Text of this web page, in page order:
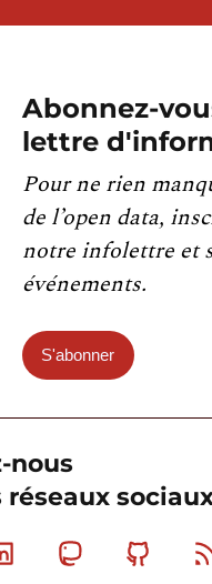
Abonnez-
lettre
Pour ne rien
de l’open data,
notre infolettre et
événements.
S'abonner
nous
réseaux
Linkedin Mastodon